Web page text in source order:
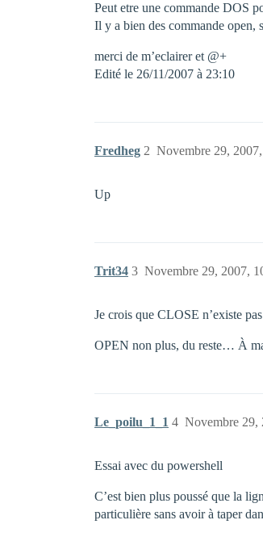
Peut etre une commande DOS
Il y a bien des commande open,
merci de m’eclairer et @+
Edité le 26/11/2007 à 23:10
Fredheg Novembre 29,
2
Up
Trit34 Novembre 29, 2007,
3
Je crois que CLOSE n’existe
OPEN non plus, du reste… À
Le_poilu_1_1 Novembre 29,
4
Essai avec du powershell
C’est bien plus poussé que la
particulière sans avoir à taper